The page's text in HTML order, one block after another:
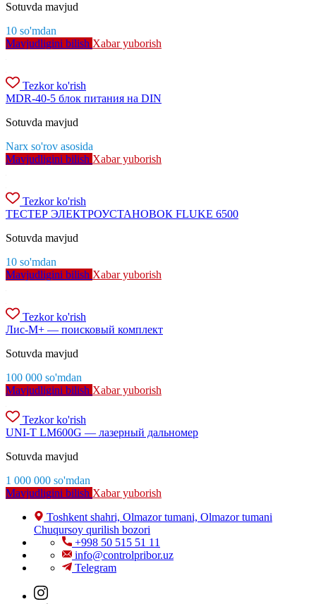
Sotuvda mavjud
10 so'mdan
Mavjudligini bilish Xabar yuborish
Tezkor ko'rish
MDR-40-5 блок питания на DIN
Sotuvda mavjud
Narx so'rov asosida
Mavjudligini bilish Xabar yuborish
Tezkor ko'rish
ТЕСТЕР ЭЛЕКТРОУСТАНОВОК FLUKE 6500
Sotuvda mavjud
10 so'mdan
Mavjudligini bilish Xabar yuborish
Tezkor ko'rish
Лис-М+ — поисковый комплект
Sotuvda mavjud
100 000 so'mdan
Mavjudligini bilish Xabar yuborish
Tezkor ko'rish
UNI-T LM600G — лазерный дальномер
Sotuvda mavjud
1 000 000 so'mdan
Mavjudligini bilish Xabar yuborish
Toshkent shahri, Olmazor tumani, Olmazor tumani
Chuqursoy qurilish bozori
+998 50 515 51 11
info@controlpribor.uz
Telegram